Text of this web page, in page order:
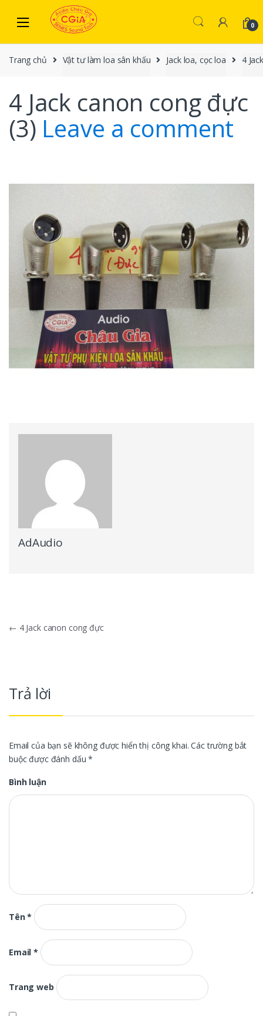
Skip to navigation
0
Trang chủ Vật tư làm loa sân khấu Jack loa, cọc loa 4
4 Jack canon cong đực
(3) Leave a comment
AdAudio
Điều hướng bài viết
← 4 Jack canon cong đực
Trả lời
Email của bạn sẽ không được hiển thị công khai. Các trường bắt
buộc được đánh dấu*
Bình luận
Tên*
Email*
Trang web